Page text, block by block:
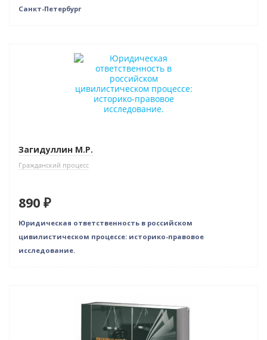
Санкт-Петербург
Загидуллин М.Р.
Гражданский процесс
890 ₽
Юридическая ответственность в российском
цивилистическом процессе: историко-правовое
исследование.